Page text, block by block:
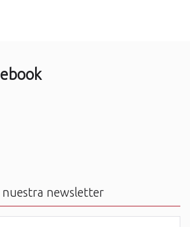
nuestra newsletter